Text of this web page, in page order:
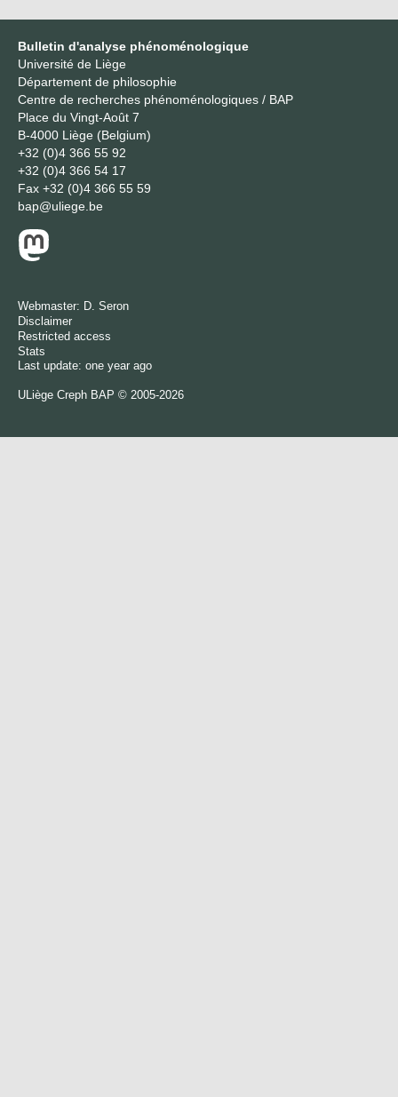
Bulletin d'analyse phénoménologique
Université de Liège
Département de philosophie
Centre de recherches phénoménologiques / BAP
Place du Vingt-Août 7
B-4000 Liège (Belgium)
+32 (0)4 366 55 92
+32 (0)4 366 54 17
Fax +32 (0)4 366 55 59
bap@uliege.be
Webmaster: D. Seron
Disclaimer
Restricted access
Stats
Last update: one year ago
ULiège Creph BAP © 2005-2026